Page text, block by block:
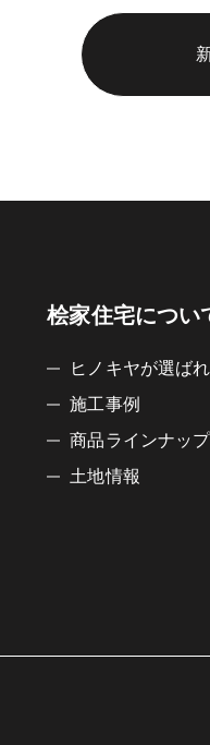
桧家住宅につい
ヒノキヤが選ば
施工事例
商品ラインナップ
土地情報